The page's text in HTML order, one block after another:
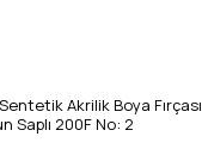
Akrilik Boya Fırçası
Saplı 200F No: 2